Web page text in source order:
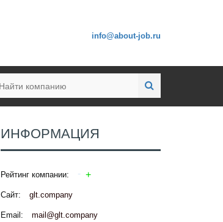
info@about-job.ru
ИНФОРМАЦИЯ
Рейтинг компании:
Сайт: glt.company
Email: mail@glt.company